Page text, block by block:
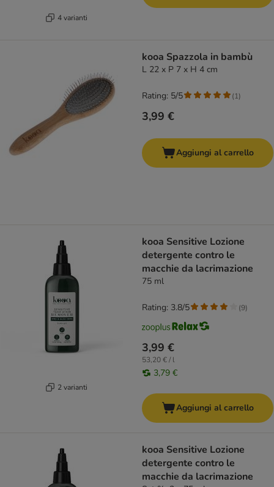
4 varianti
kooa Spazzola in bambù
L 22 x P 7 x H 4 cm
3,99 €
Rating: 5/5 (1)
Aggiungi al carrello
2 varianti
kooa Sensitive Lozione
detergente contro le
macchie da lacrimazione
75 ml
3,99 €
53,20 € / l
3,79 €
Rating: 3.8/5 (9)
Aggiungi al carrello
kooa Sensitive Lozione
detergente contro le
macchie da lacrimazione